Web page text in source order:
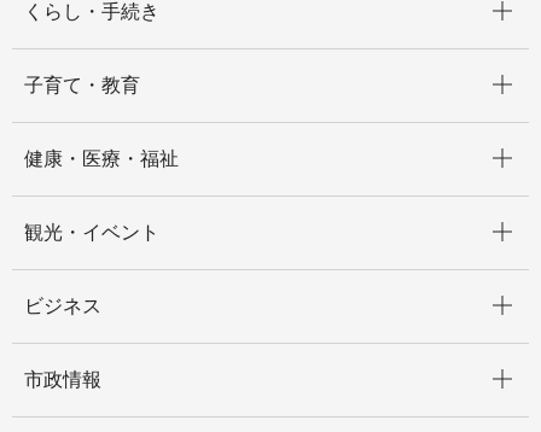
くらし・手続き
子育て・教育
健康・医療・福祉
観光・イベント
ビジネス
市政情報